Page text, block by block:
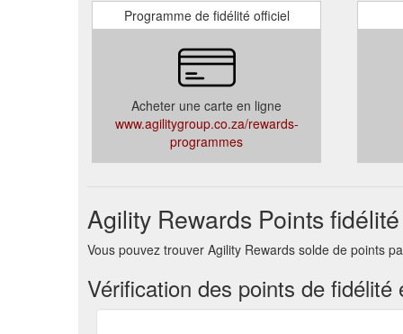
Programme de fidélité officiel
Acheter une carte en ligne
www.agilitygroup.co.za/rewards-
programmes
Agility Rewards Points
Vous pouvez trouver Agility Rewards solde de points
Vérification des points de fidélité